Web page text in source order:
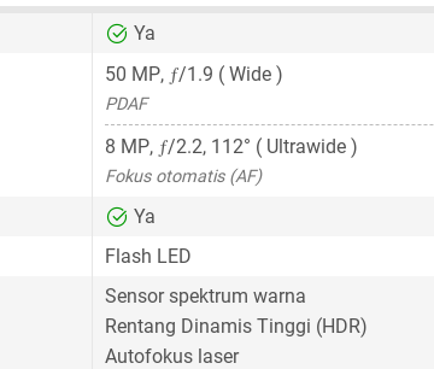
Ya
50 MP, ƒ/1.9 ( Wide )
PDAF
8 MP, ƒ/2.2, 112° ( Ultrawide )
Fokus otomatis (AF)
Ya
Flash LED
Sensor spektrum warna
Rentang Dinamis Tinggi (HDR)
Autofokus laser